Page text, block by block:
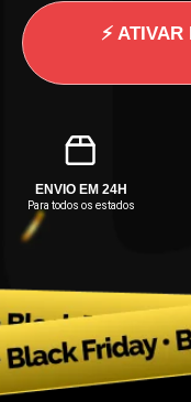
⚡
ENVIO EM 24H
Para todos os estados